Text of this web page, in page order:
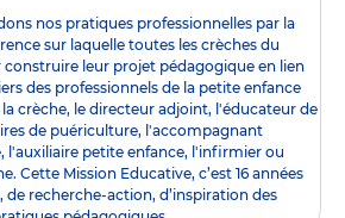
nos pratiques professionnelles par la
sur laquelle toutes les crèches du
construire leur projet pédagogique en lien
des professionnels de la petite enfance
crèche, le directeur adjoint, l'éducateur de
de puériculture, l'accompagnant
, l'auxiliaire petite enfance, l'infirmier ou
. Cette Mission Educative, c’est 16 années
recherche-action, d’inspiration des